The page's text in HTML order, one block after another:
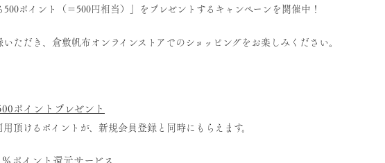
500ポイント（＝500円相当）」 をプレゼントするキャンペーンを開催中！
ただき、倉敷帆布オンラインストアでのショッピングをお楽しみください。
ポイントプレゼント
頂けるポイントが、新規会員登録と同時にもらえます。